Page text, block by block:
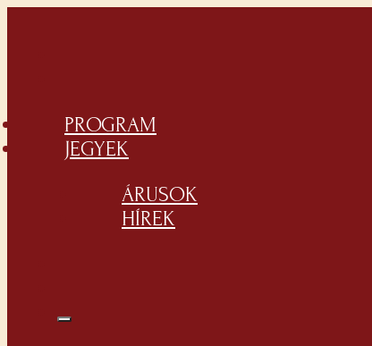
PROGRAM
JEGYEK
ÁRUSOK
HÍREK